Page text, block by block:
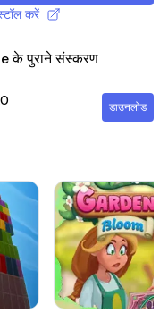
करें
के पुराने संस्करण
डाउनलोड